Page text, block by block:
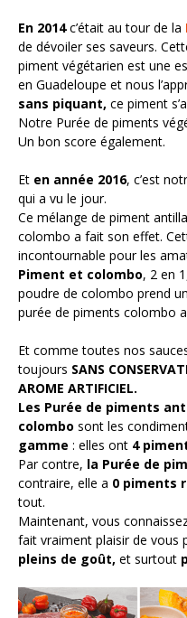
En 2014c’était au tour de la
de dévoiler ses saveurs.
piment végétarien est une
en Guadeloupe et nous
sans piquant, ce piment
Notre Purée de piments
Un bon score également.
Et en année 2016, c’est
qui a vu le jour.
Ce mélange de piment
colombo a fait son effet.
incontournable pour les
Piment et colombo, 2 en
poudre de colombo prend
purée de piments colombo
Et comme toutes nos
toujours SANS
AROME ARTIFICIEL.
Les Purée de piments
colombo sont les
gamme : elles ont 4
Par contre, la Purée de
contraire, elle a 0 piments
tout.
Maintenant, vous
fait vraiment plaisir de vous
pleins de goût, et surtout